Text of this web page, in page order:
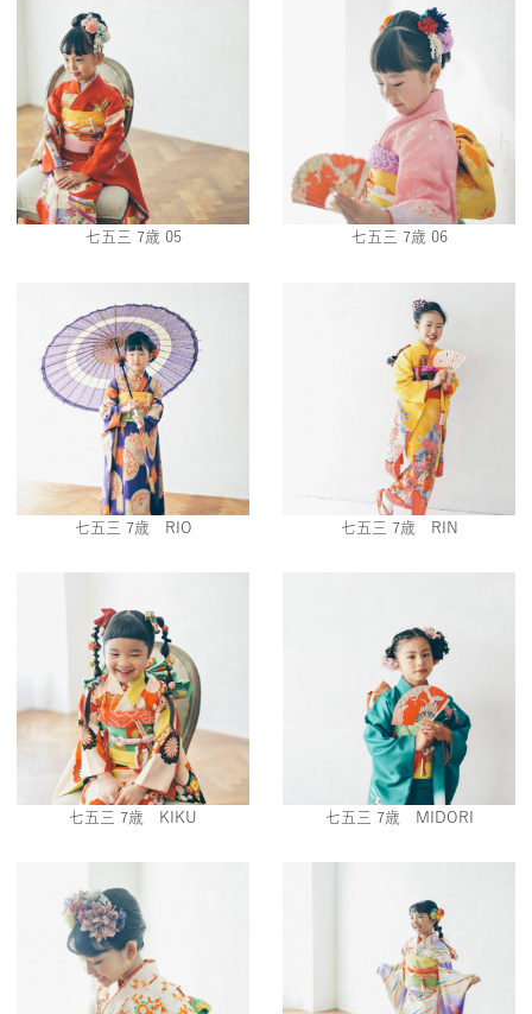
七五三 7歳 05 七五三 7歳 06
七五三 7歳 RIO 七五三 7歳 RIN
七五三 7歳 KIKU 七五三 7歳 MIDORI